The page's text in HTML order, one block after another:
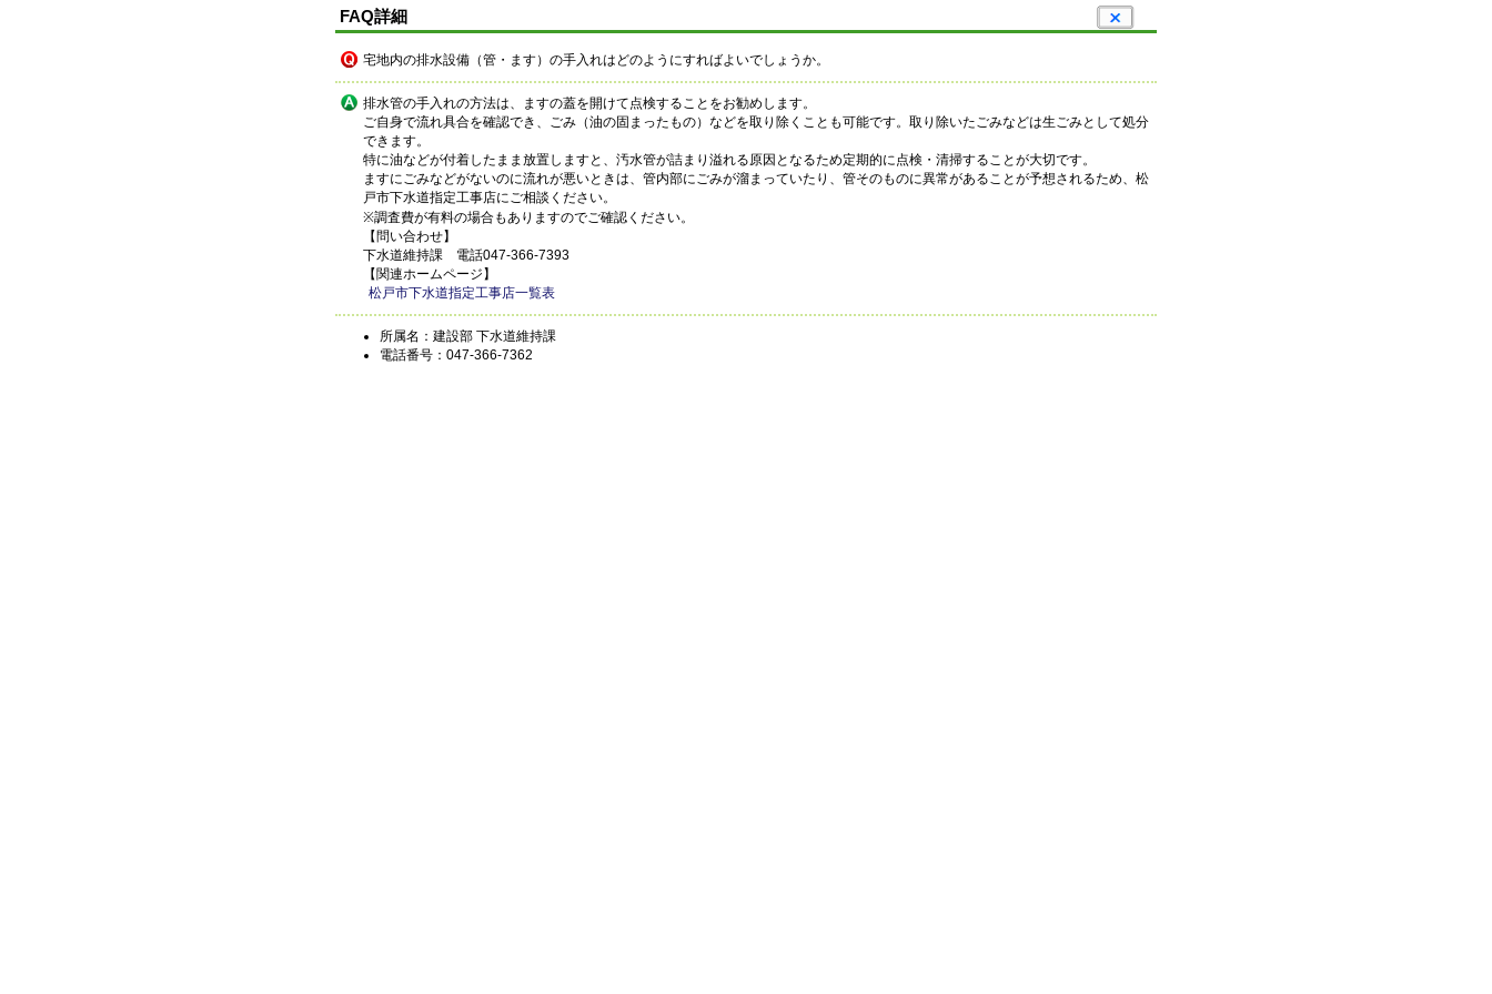
FAQ詳細
宅地内の排水設備（管・ます）の手入れはどのようにすればよいでしょうか。
排水管の手入れの方法は、ますの蓋を開けて点検することをお勧めします。
ご自身で流れ具合を確認でき、ごみ（油の固まったもの）などを取り除くことも可能です。取り除いたごみなどは生ごみとして処分
できます。
特に油などが付着したまま放置しますと、汚水管が詰まり溢れる原因となるため定期的に点検・清掃することが大切です。
ますにごみなどがないのに流れが悪いときは、管内部にごみが溜まっていたり、管そのものに異常があることが予想されるため、松
戸市下水道指定工事店にご相談ください。
※調査費が有料の場合もありますのでご確認ください。
【問い合わせ】
下水道維持課 電話047-366-7393
【関連ホームページ】
松戸市下水道指定工事店一覧表
所属名：建設部 下水道維持課
電話番号：047-366-7362